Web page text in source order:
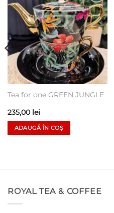
Add to
wishlist
Tea for one GREEN JUNGLE
235,00 lei
ADAUGĂ ÎN COȘ
ROYAL TEA & COFFEE